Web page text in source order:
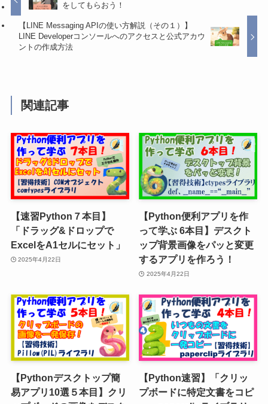
をしてもらおう！
【LINE Messaging APIの使い方解説（その１）】
LINE Developerコンソールへのアクセスと公式アカウ
ントの作成方法
関連記事
【速習Python７本目】
「ドラッグ&ドロップで
ExcelをA1セルにセット」
2025年4月22日
【Python便利アプリを作
って学ぶ 6本目】デスクト
ップ背景画像をパッと変更
するアプリを作ろう！
2025年4月22日
【Pythonデスクトップ簡
易アプリ10選５本目】クリ
【Python速習】「クリッ
プボードに特定文書をコピ